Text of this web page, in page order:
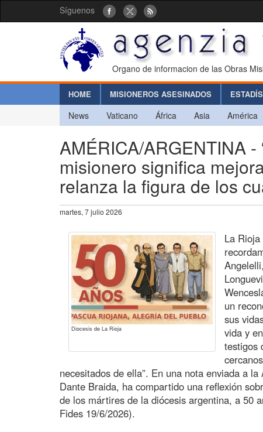
Síguenos
Organo de informacion de las Obras
HOME MISIONEROS ASESINADOS
News Vaticano África Asia América
AMÉRICA/ARGENTINA
misionero significa
relanza la figura de los
martes, 7 julio 2026
Diocesis de La Rioja
La
un
sus
vida y
testigos
necesitados de ella”. En una nota enviada a
Dante Braida, ha compartido una reflexión
de los mártires de la diócesis argentina, a 50
Fides 19/6/2026).